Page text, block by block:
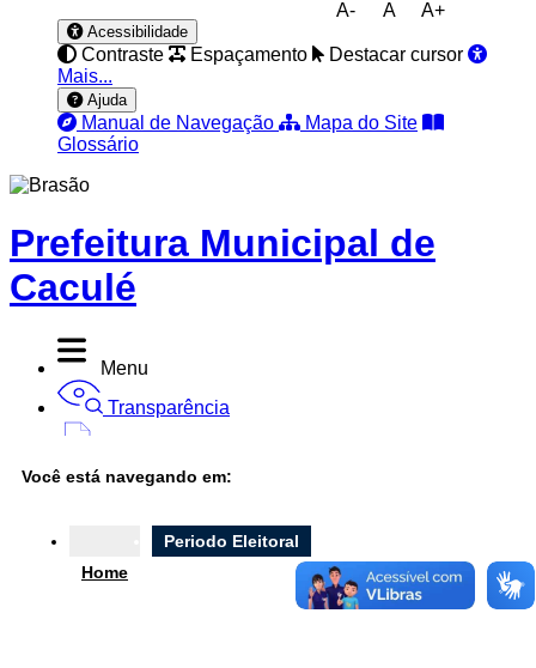
A- A A+
Acessibilidade
Contraste Espaçamento
Destacar cursor
Mais...
Ajuda
Manual de Navegação
Mapa do Site
Glossário
Prefeitura Municipal de
Caculé
Menu
Transparência
Ouvidoria
e-SIC
Você está navegando em:
Home
Periodo Eleitoral